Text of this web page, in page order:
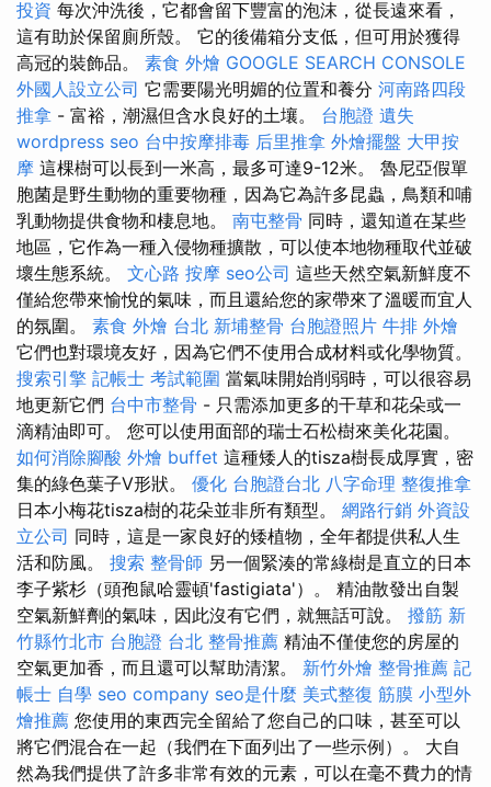
投資 每次沖洗後，它都會留下豐富的泡沫，從長遠來看，
這有助於保留廁所殼。 它的後備箱分支低，但可用於獲得
高冠的裝飾品。 素食 外燴 GOOGLE SEARCH CONSOLE
外國人設立公司 它需要陽光明媚的位置和養分 河南路四段
推拿 - 富裕，潮濕但含水良好的土壤。 台胞證 遺失
wordpress seo 台中按摩排毒 后里推拿 外燴擺盤 大甲按
摩 這棵樹可以長到一米高，最多可達9-12米。 魯尼亞假單
胞菌是野生動物的重要物種，因為它為許多昆蟲，鳥類和哺
乳動物提供食物和棲息地。 南屯整骨 同時，還知道在某些
地區，它作為一種入侵物種擴散，可以使本地物種取代並破
壞生態系統。 文心路 按摩 seo公司 這些天然空氣新鮮度不
僅給您帶來愉悅的氣味，而且還給您的家帶來了溫暖而宜人
的氛圍。 素食 外燴 台北 新埔整骨 台胞證照片 牛排 外燴
它們也對環境友好，因為它們不使用合成材料或化學物質。
搜索引擎 記帳士 考試範圍 當氣味開始削弱時，可以很容易
地更新它們 台中市整骨 - 只需添加更多的干草和花朵或一
滴精油即可。 您可以使用面部的瑞士石松樹來美化花園。
如何消除腳酸 外燴 buffet 這種矮人的tisza樹長成厚實，密
集的綠色葉子V形狀。 優化 台胞證台北 八字命理 整復推拿
日本小梅花tisza樹的花朵並非所有類型。 網路行銷 外資設
立公司 同時，這是一家良好的矮植物，全年都提供私人生
活和防風。 搜索 整骨師 另一個緊湊的常綠樹是直立的日本
李子紫杉（頭孢鼠哈靈頓'fastigiata'）。 精油散發出自製
空氣新鮮劑的氣味，因此沒有它們，就無話可說。 撥筋 新
竹縣竹北市 台胞證 台北 整骨推薦 精油不僅使您的房屋的
空氣更加香，而且還可以幫助清潔。 新竹外燴 整骨推薦 記
帳士 自學 seo company seo是什麼 美式整復 筋膜 小型外
燴推薦 您使用的東西完全留給了您自己的口味，甚至可以
將它們混合在一起（我們在下面列出了一些示例）。 大自
然為我們提供了許多非常有效的元素，可以在毫不費力的情